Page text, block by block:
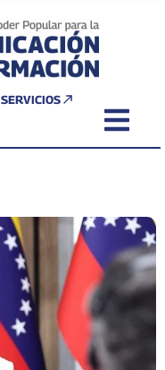
SERVICIOS